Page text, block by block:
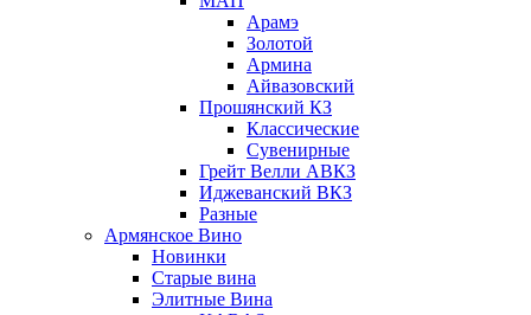
Арамэ
Золотой
Армина
Айвазовский
Прошянский КЗ
Классические
Сувенирные
Грейт Велли АВКЗ
Иджеванский ВКЗ
Разные
Армянское Вино
Новинки
Старые вина
Элитные Вина